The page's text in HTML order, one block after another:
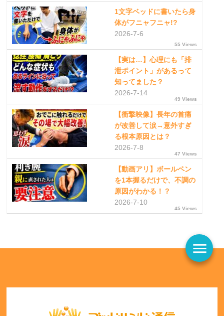
1文字ベッドに書いたら身
体がフニャフニャ!?
2026-7-6
55 Views
【実は…】心理にも「排
泄ポイント」があるって
知ってました？
2026-7-14
49 Views
【衝撃映像】長年の首痛
が改善して涙→意外すぎ
る根本原因とは？
2026-7-8
47 Views
【動画アリ】ボールペン
を1本握るだけで、不調の
原因がわかる！？
2026-7-10
45 Views
menu